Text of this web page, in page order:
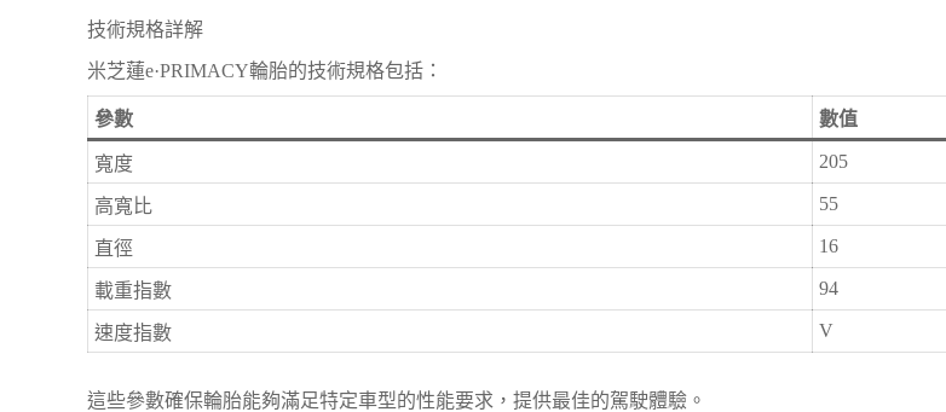
技術規格詳解
米芝蓮e·PRIMACY輪胎的技術規格包括：
參數 數值
寬度 205
高寬比 55
直徑 16
載重指數 94
速度指數 V
這些參數確保輪胎能夠滿足特定車型的性能要求，提供最佳的駕駛體驗。